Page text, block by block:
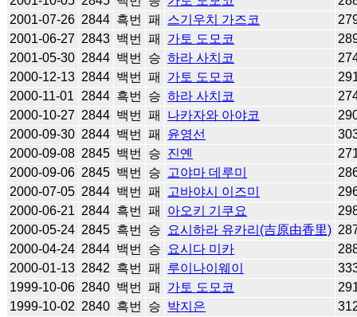
2001-07-26 2844 흑번 패 스기우치 가즈코
2001-06-27 2843 백번 패 가토 도모코
2001-05-30 2844 백번 승 하라 사치코
2000-12-13 2844 백번 패 가토 도모코
2000-11-01
2844 흑번 승 하라 사치코
2000-10-27 2844 백번 패 나카자와 아야코
2000-09-30 2844 백번 패 윤영선
2000-09-08 2845 백번 승 진옌
2000-09-06 2845 백번 승 고야마 데루미
2000-07-05 2844 백번 패 고바야시 이즈미
2000-06-21 2844 흑번 패 아오키 기쿠요
2000-05-24 2845 흑번 승 요시하라 유카리(吉原由香里)
2000-04-24 2844 백번 승 요시다 미카
2000-01-13 2842 흑번 패 루이나이웨이
1999-10-06 2840 백번 패 가토 도모코
1999-10-02 2840 흑번 승 박지은